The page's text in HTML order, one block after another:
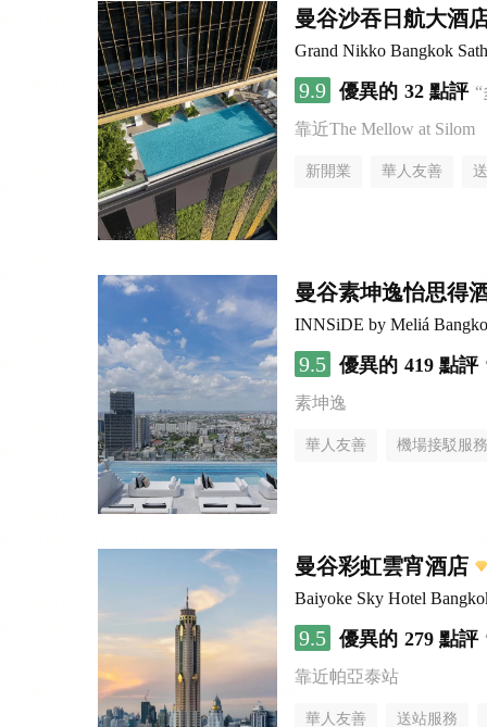
曼谷沙吞日航大酒
Grand Nikko Bangkok
9.9 優異的 32 點評
靠近The Mellow at Silom
新開業 華人友善
曼谷素坤逸怡思得
INNSiDE by Meliá
9.5 優異的 419 點評
素坤逸
華人友善 機場接駁服務
曼谷彩虹雲宵酒店
Baiyoke Sky Hotel
9.5 優異的 279 點評
靠近帕亞泰站
華人友善 送站服務